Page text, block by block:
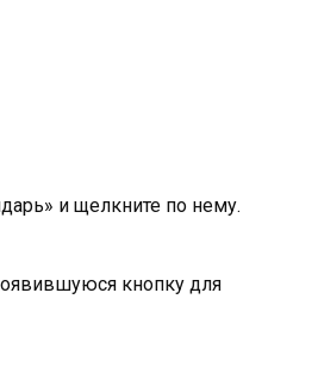
и щелкните по нему.
кнопку для